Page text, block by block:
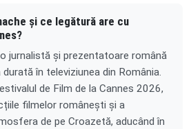
și ce legătură are cu
jurnalistă și prezentatoare română
în televiziunea din România.
de Film de la Cannes 2026,
filmelor românești și a
de pe Croazetă, aducând în